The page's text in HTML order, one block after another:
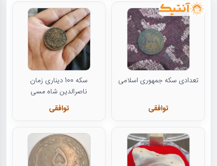
تعدادی سکه جمهوری اسلامی
توافقی
سکه 100 دیناری زمان
ناصرالدین شاه مسی
توافقی